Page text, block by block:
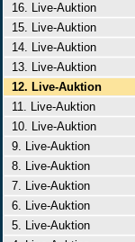
16. Live-Auktion
15. Live-Auktion
14. Live-Auktion
13. Live-Auktion
12. Live-Auktion
11. Live-Auktion
10. Live-Auktion
9. Live-Auktion
8. Live-Auktion
7. Live-Auktion
6. Live-Auktion
5. Live-Auktion